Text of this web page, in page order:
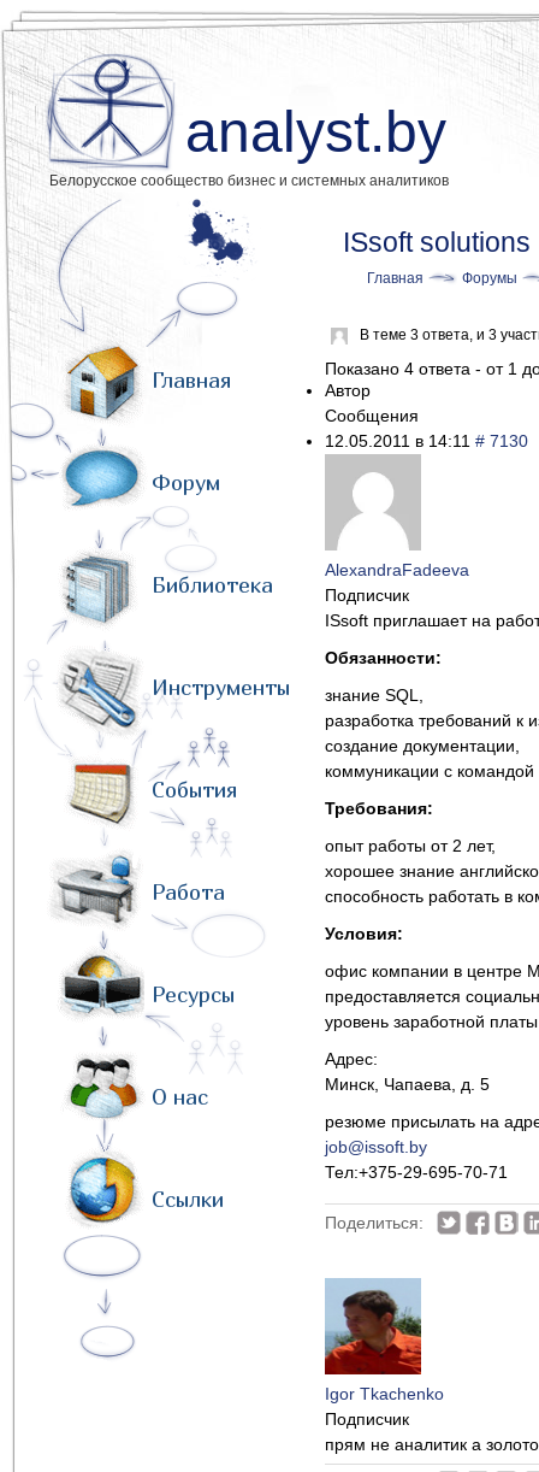
analyst.by
Белорусское сообщество бизнес и системных аналитиков
Главная
Форум
Библиотека
Инструменты
События
Работа
Ресурсы
О нас
Ссылки
ISsoft
Главная Форумы
В теме 3 ответа, и 3
Показано 4 ответа - от 1
Автор
Сообщения
12.05.2011 в 14:11 # 7130
AlexandraFadeeva
Подписчик
ISsoft приглашает на
Обязанности:
знание SQL,
разработка требований к
создание документации,
коммуникации с командой
Требования:
опыт работы от 2 лет,
хорошее знание
способность работать в
Условия:
офис компании в центре
предоставляется
уровень заработной
Адрес:
Минск, Чапаева, д. 5
резюме присылать на
job@issoft.by
Тел:+375-29-695-70-71
Поделиться:
Igor Tkachenko
Подписчик
прям не аналитик а